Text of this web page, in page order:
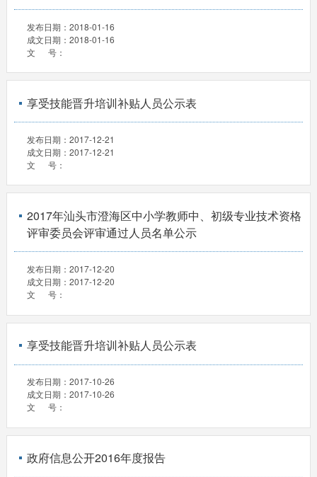
发布日期： 2018-01-16
成文日期： 2018-01-16
文 号：
享受技能晋升培训补贴人员公示表
发布日期： 2017-12-21
成文日期： 2017-12-21
文 号：
2017年汕头市澄海区中小学教师中、初级专业技术资格
评审委员会评审通过人员名单公示
发布日期： 2017-12-20
成文日期： 2017-12-20
文 号：
享受技能晋升培训补贴人员公示表
发布日期： 2017-10-26
成文日期： 2017-10-26
文 号：
政府信息公开2016年度报告